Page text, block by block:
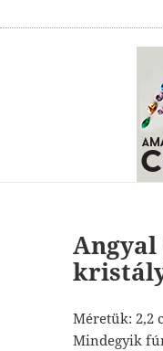
ONLINE
Méretük: 2,2
Mindegyik